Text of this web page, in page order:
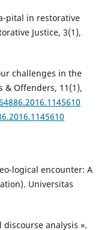
pital in restorative
Justice, 3(1),
challenges in the
& Offenders, 11(1),
logical encounter: A
Universitas
discourse analysis ».